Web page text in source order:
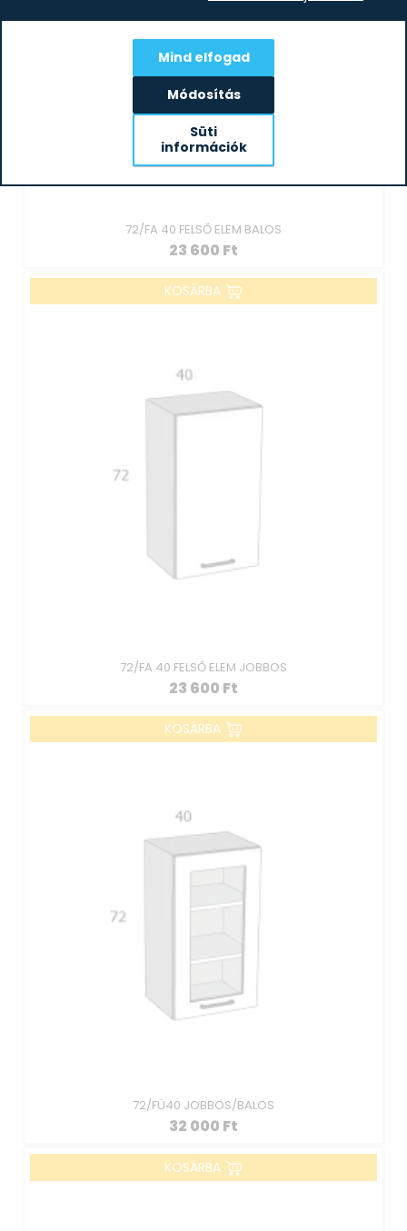
72/FA 40 FELSŐ ELEM BALOS
23 600 Ft
KOSÁRBA
72/FA 40 FELSŐ ELEM JOBBOS
23 600 Ft
KOSÁRBA
72/FÜ40 JOBBOS/BALOS
32 000 Ft
KOSÁRBA
Mind elfogad
Módosítás
Süti
információk